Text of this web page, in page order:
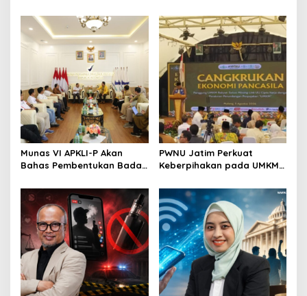
Revisi AD/ART
Perkuat Ekosistem Pensiun
Berkelanjutan
Munas VI APKLI-P Akan
Bahas Pembentukan Badan
Dinilai Penting Hadapi
Bonus Demografi
PWNU Jatim Perkuat
Keberpihakan pada UMKM